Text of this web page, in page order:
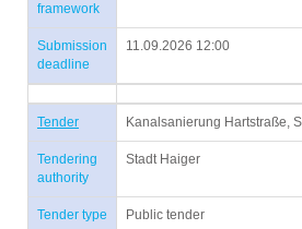
framework
Submission
deadline
11.09.2026 12:00
Tender Kanalsanierung Hartstraße,
Tendering
authority
Stadt Haiger
Tender type Public tender